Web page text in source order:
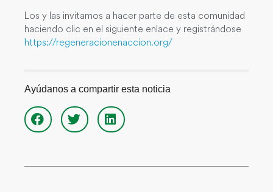
Los y las invitamos a hacer parte de esta comunidad
haciendo clic en el siguiente enlace y registrándose
https://regeneracionenaccion.org/
Ayúdanos a compartir esta noticia